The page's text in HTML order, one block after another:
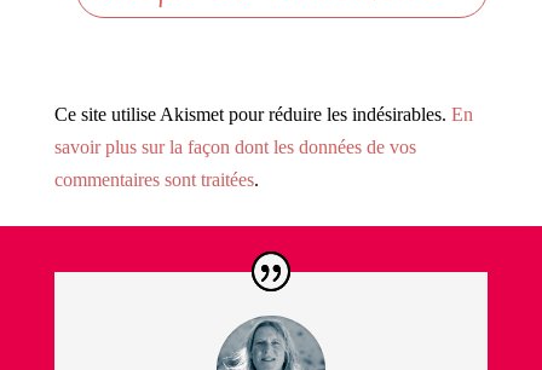
Ce site utilise Akismet pour réduire les indésirables. En
savoir plus sur la façon dont les données de vos
commentaires sont traitées.